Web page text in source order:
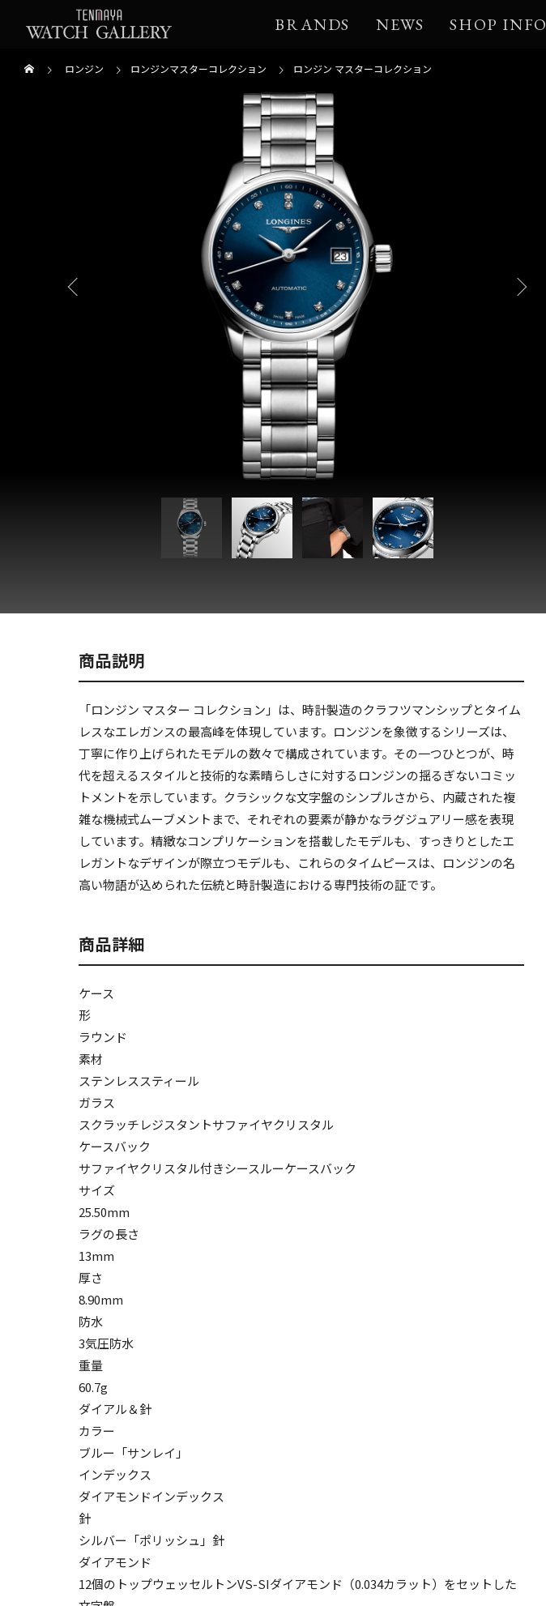
BRANDS NEWS SHOP INFO
ロンジン ロンジンマスターコレクション ロンジン マスターコレクション
商品説明
「ロンジン マスター コレクション」は、時計製造のクラフツマンシップとタイム
レスなエレガンスの最高峰を体現しています。ロンジンを象徴するシリーズは、
丁寧に作り上げられたモデルの数々で構成されています。その一つひとつが、時
代を超えるスタイルと技術的な素晴らしさに対するロンジンの揺るぎないコミッ
トメントを示しています。クラシックな文字盤のシンプルさから、内蔵された複
雑な機械式ムーブメントまで、それぞれの要素が静かなラグジュアリー感を表現
しています。精緻なコンプリケーションを搭載したモデルも、すっきりとしたエ
レガントなデザインが際立つモデルも、これらのタイムピースは、ロンジンの名
高い物語が込められた伝統と時計製造における専門技術の証です。
商品詳細
ケース
形
ラウンド
素材
ステンレススティール
ガラス
スクラッチレジスタントサファイヤクリスタル
ケースバック
サファイヤクリスタル付きシースルーケースバック
サイズ
25.50mm
ラグの長さ
13mm
厚さ
8.90mm
防水
3気圧防水
重量
60.7g
ダイアル＆針
カラー
ブルー「サンレイ」
インデックス
ダイアモンドインデックス
針
シルバー「ポリッシュ」針
ダイアモンド
12個のトップウェッセルトンVS-SIダイアモンド（0.034カラット）をセットした